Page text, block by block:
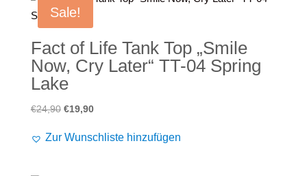
Sale!
Fact of Life Tank Top „Smile
Now, Cry Later“ TT-04 Spring
Lake
€24,90 Ursprünglicher
war:
€19,90Aktueller
ist:
Zur Wunschliste hinzufügen